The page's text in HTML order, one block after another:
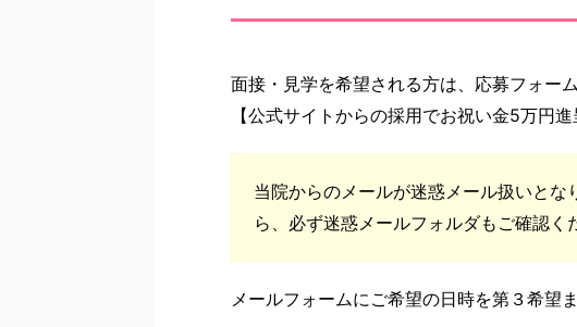
面接・見学を希望される方は、応募フォー
【公式サイトからの採用でお祝い金5万円進
当院からのメールが迷惑メール扱いと
ら、必ず迷惑メールフォルダもご確認く
メールフォームにご希望の日時を第３希望